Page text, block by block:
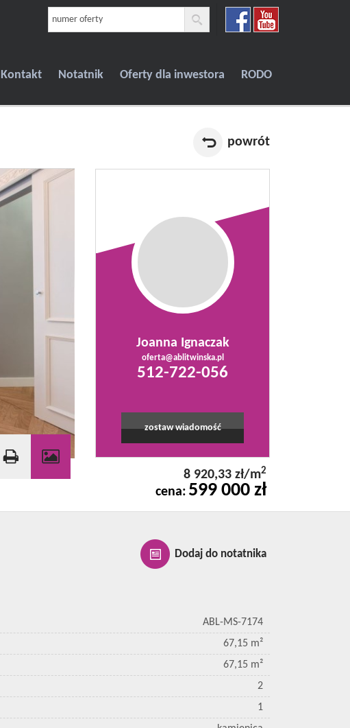
Kontakt Notatnik Oferty dla inwestora RODO
powrót
Joanna Ignaczak
oferta@ablitwinska.pl
512-722-056
zostaw wiadomość
8 920,33 zł/m2
cena: 599 000 zł
Dodaj do notatnika
ABL-MS-7174
67,15 m²
67,15 m²
2
1